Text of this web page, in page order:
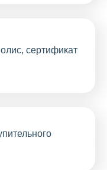
сертификат